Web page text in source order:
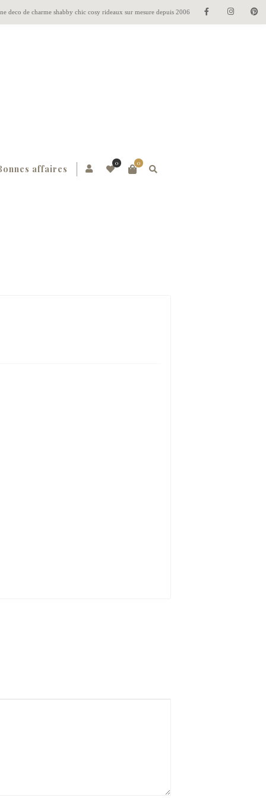
deco de charme shabby chic cosy rideaux sur mesure depuis 2006
0
0
affaires